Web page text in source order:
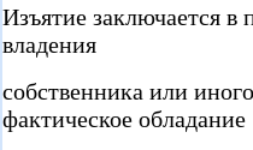
Изъятие заключается в
владения
собственника или
фактическое обладание